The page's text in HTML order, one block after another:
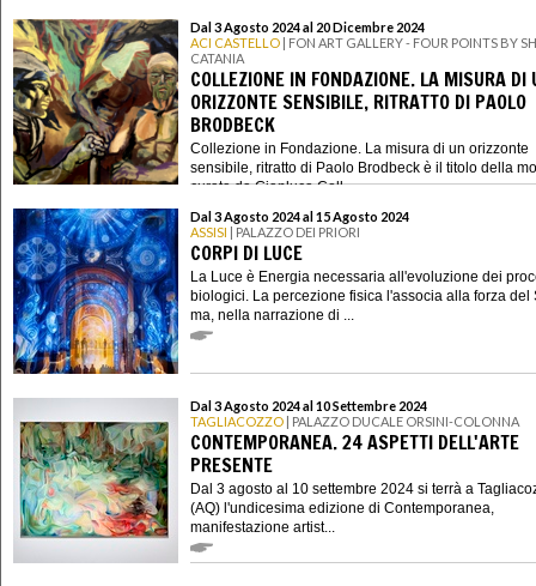
Dal 3 Agosto 2024 al 20 Dicembre 2024
ACI CASTELLO | FON ART GALLERY - FOUR POINTS BY
CATANIA
COLLEZIONE IN FONDAZIONE. LA MISURA DI
ORIZZONTE SENSIBILE, RITRATTO DI PAOLO
BRODBECK
Collezione in Fondazione. La misura di un orizzonte
sensibile, ritratto di Paolo Brodbeck è il titolo della
curata da Gianluca Coll...
Dal 3 Agosto 2024 al 15 Agosto 2024
ASSISI | PALAZZO DEI PRIORI
CORPI DI LUCE
La Luce è Energia necessaria all'evoluzione dei
biologici. La percezione fisica l'associa alla forza del
ma, nella narrazione di ...
Dal 3 Agosto 2024 al 10 Settembre 2024
TAGLIACOZZO | PALAZZO DUCALE ORSINI-COLONNA
CONTEMPORANEA. 24 ASPETTI DELL'ARTE
PRESENTE
Dal 3 agosto al 10 settembre 2024 si terrà a
(AQ) l'undicesima edizione di Contemporanea,
manifestazione artist...